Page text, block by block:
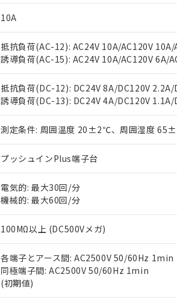
10A
抵抗負荷(AC-12): AC24V 10A/AC120V
誘導負荷(AC-15): AC24V 10A/AC120V 6A/
抵抗負荷(DC-12): DC24V 8A/DC120V 2.2A/
誘導負荷(DC-13): DC24V 4A/DC120V 1.1A/
測定条件: 周囲温度 20±2℃、周囲湿度
プッシュインPlus端子台
電気的: 最大30回/分
機械的: 最大60回/分
100MΩ以上 (DC500Vメガ)
各端子とアース間: AC2500V 50/60Hz 1min
同極端子間: AC2500V 50/60Hz 1min
(初期値)
本サービスは、当社制御機器事業
くものです。
当社制御機器事業取扱商品の中に
在庫状況および標準価格照会結果
のであり、閲覧された時点での実
い。
正式な納期状況および標準価格は
在庫状況および標準価格結果を当
す。
マイパーツ機能（部品リスト作成
ている必要があります。
お客様が当ウェブサイト上で当社
が、当社の製品・サービスに関す
※当社の共同利用者とは、 "個人情
いる法人を指します。
仕入先様の事情により、非含有部品とし
があります。
*EU RoHS指令（10物質）：
鉛(Pb) 1000ppm以下、 水銀(Hg) 1000ppm以下、
六価クロム(Cr(Ⅵ)) 1000ppm以下、ポリ臭化ビフェ
フタル酸ビス(2-エチルヘキシル) (DEHP)(別名：
ル（DBP） 1000ppm以下、フタル酸ジイソブチル
但し、RoHS指令で産業用監視および制御機器に対す
フタル酸エステル類の４物質については閾値を超え
部品在庫の切り替え状況などにより、予
※3 非含有証明書ダウンロード
下記の非含有証明書をダウンロードする
EU RoHS指令（10物質）の非含有証明書
51物質の非含有証明書（当社基準）
※本証明書は発行日時点で非含有を証明
※1 中国RoHS○×表
「○」：最大均質材料含有率が中国
「×」：最大均質材料含有率が中国
「－」：未確認です。当社販売部門へお
*中国RoHS10物質の基準値 (GB/T26572)：
Pb(鉛) :1000ppm、 Hg(水銀) : 1000ppm、 Cd(カド
Cr(Ⅵ)(六価クロム) : 1000ppm、 PBBs(ポリ臭化ビフ
※2 環境保護使用期限
「10」：通常の使用状況下において有害
味します。
「－」：未確認です。当社販売部門へお
当社は、これら貴社製品のうち、
う）を輸出または国外への提供す
などの必要な手続きをとります。
当社は規制貨物を破棄する場合は
ます。
当社は貴社製品を、核兵器、ミサ
置等に一切使用いたしません。
また当社は、販売先および販売に
たしません。
説明
一定数以上の在庫あり
受注生産機種、また在庫状況